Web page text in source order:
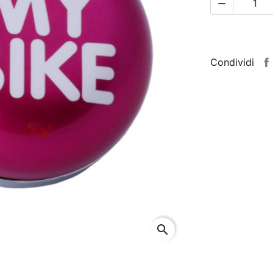
search

Condividi